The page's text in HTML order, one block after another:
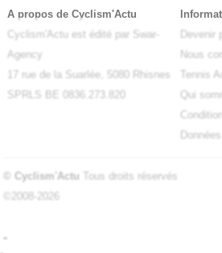
A propos de Cyclism'Actu
Cyclism'Actu est édité par Swar-
Agency
17 rue de la Suarlée, 5080 Rhisnes
SPRLS BE 0836.273.820
Devenir
Nous
Tennis
Qui
© Cyclism'Actu Tous droits réservés
©2008-2026
-